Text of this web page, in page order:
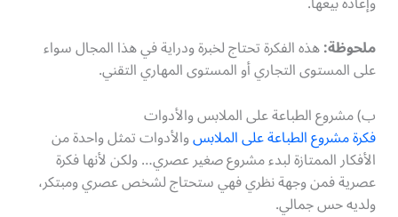
ملحوظة:هذه الفكرة تحتاج لخبرة ودراية في هذا المجال سواء
على المستوى التجاري أو المستوى المهاري التقني.
ب) مشروع الطباعة على الملابس والأدوات
فكرة مشروع الطباعة على الملابسوالأدوات تمثل واحدة من
الأفكار الممتازة لبدء مشروع صغير عصري… ولكن لأنها فكرة
عصرية فمن وجهة نظري فهي ستحتاج لشخص عصري ومبتكر،
ولديه حس جمالي.